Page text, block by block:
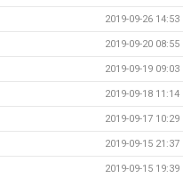
2019-09-26 14:53
2019-09-20 08:55
2019-09-19 09:03
2019-09-18 11:14
2019-09-17 10:29
2019-09-15 21:37
2019-09-15 19:39